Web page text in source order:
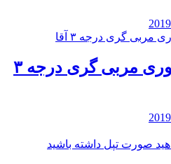
کلاس تئوری مربی گری درجه ۳